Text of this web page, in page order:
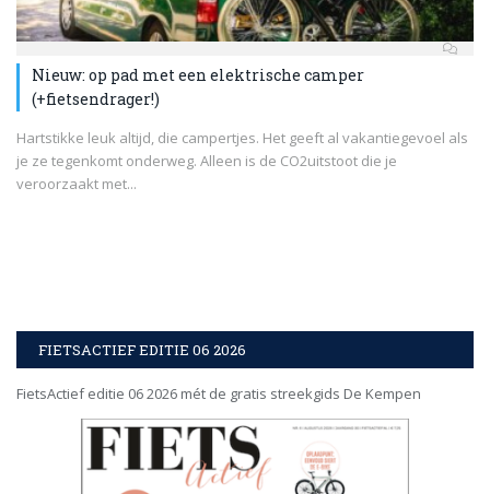
Nieuw: op pad met een elektrische camper
(+fietsendrager!)
Hartstikke leuk altijd, die campertjes. Het geeft al vakantiegevoel als
je ze tegenkomt onderweg. Alleen is de CO2uitstoot die je
veroorzaakt met...
FIETSACTIEF EDITIE 06 2026
FietsActief editie 06 2026 mét de gratis streekgids De Kempen